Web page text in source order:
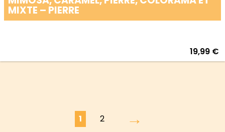
MIXTE – PIERRE
19,99 €
1 2 →